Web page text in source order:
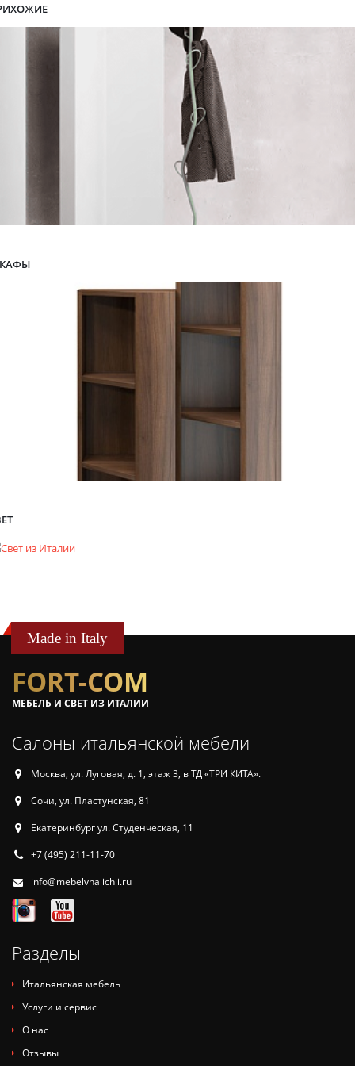
Made in Italy
FORT-COM
МЕБЕЛЬ И СВЕТ ИЗ ИТАЛИИ
Салоны итальянской мебели
Москва, ул. Луговая, д. 1, этаж 3, в ТД «ТРИ КИТА».
Сочи, ул. Пластунская, 81
Екатеринбург ул. Студенческая, 11
+7 (495) 211-11-70
info@mebelvnalichii.ru
Разделы
Итальянская мебель
Услуги и сервис
О нас
Отзывы